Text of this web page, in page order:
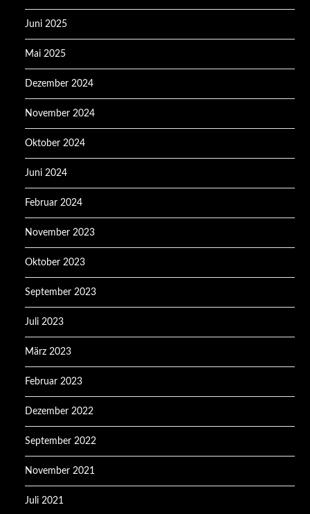
Juni 2025
Mai 2025
Dezember 2024
November 2024
Oktober 2024
Juni 2024
Februar 2024
November 2023
Oktober 2023
September 2023
Juli 2023
März 2023
Februar 2023
Dezember 2022
September 2022
November 2021
Juli 2021